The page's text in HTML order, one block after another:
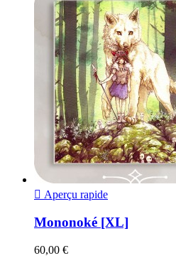
 Aperçu rapide
Mononoké [XL]
60,00 €